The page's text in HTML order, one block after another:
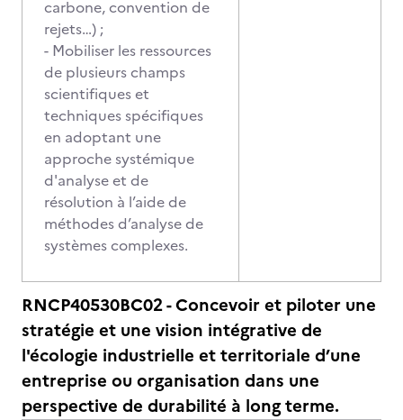
carbone, convention de
rejets…) ;
- Mobiliser les ressources
de plusieurs champs
scientifiques et
techniques spécifiques
en adoptant une
approche systémique
d'analyse et de
résolution à l’aide de
méthodes d’analyse de
systèmes complexes.
RNCP40530BC02 - Concevoir et piloter une
stratégie et une vision intégrative de
l'écologie industrielle et territoriale d’une
entreprise ou organisation dans une
perspective de durabilité à long terme.